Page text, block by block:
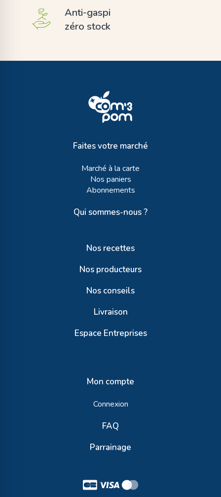
Anti-gaspi
zéro stock
Faites votre marché
Marché à la carte
Nos paniers
Abonnements
Qui sommes-nous ?
Nos recettes
Nos producteurs
Nos conseils
Livraison
Espace Entreprises
Mon compte
Connexion
FAQ
Parrainage